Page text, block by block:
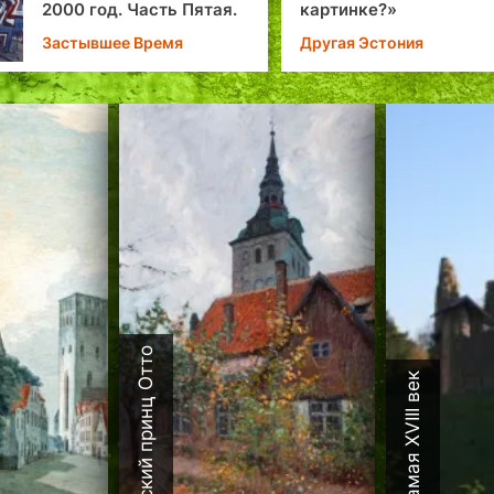
картинке?»
Другая Эстония
Датский принц Отто Каламая XVIII век